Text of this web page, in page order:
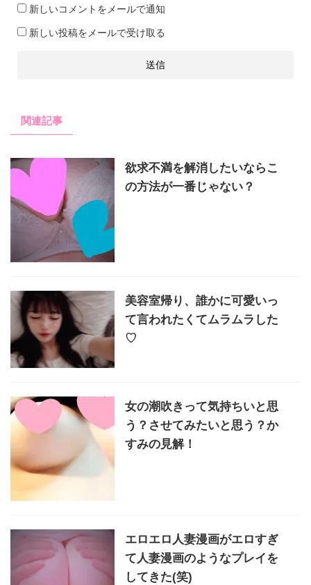
新しいコメントをメールで通知
新しい投稿をメールで受け取る
関連記事
欲求不満を解消したいならこ
の方法が一番じゃない？
美容室帰り、誰かに可愛いっ
て言われたくてムラムラした
♡
女の潮吹きって気持ちいと思
う？させてみたいと思う？か
すみの見解！
エロエロ人妻漫画がエロすぎ
て人妻漫画のようなプレイを
してきた(笑)